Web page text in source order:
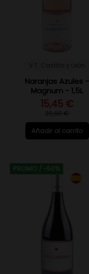
Naranjas Azules -
Magnum - 1,5L
15,45 €
30,90 €
Añadir al carrito
PROMO / -50%